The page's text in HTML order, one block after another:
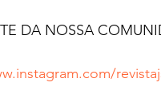
DA NOSSA